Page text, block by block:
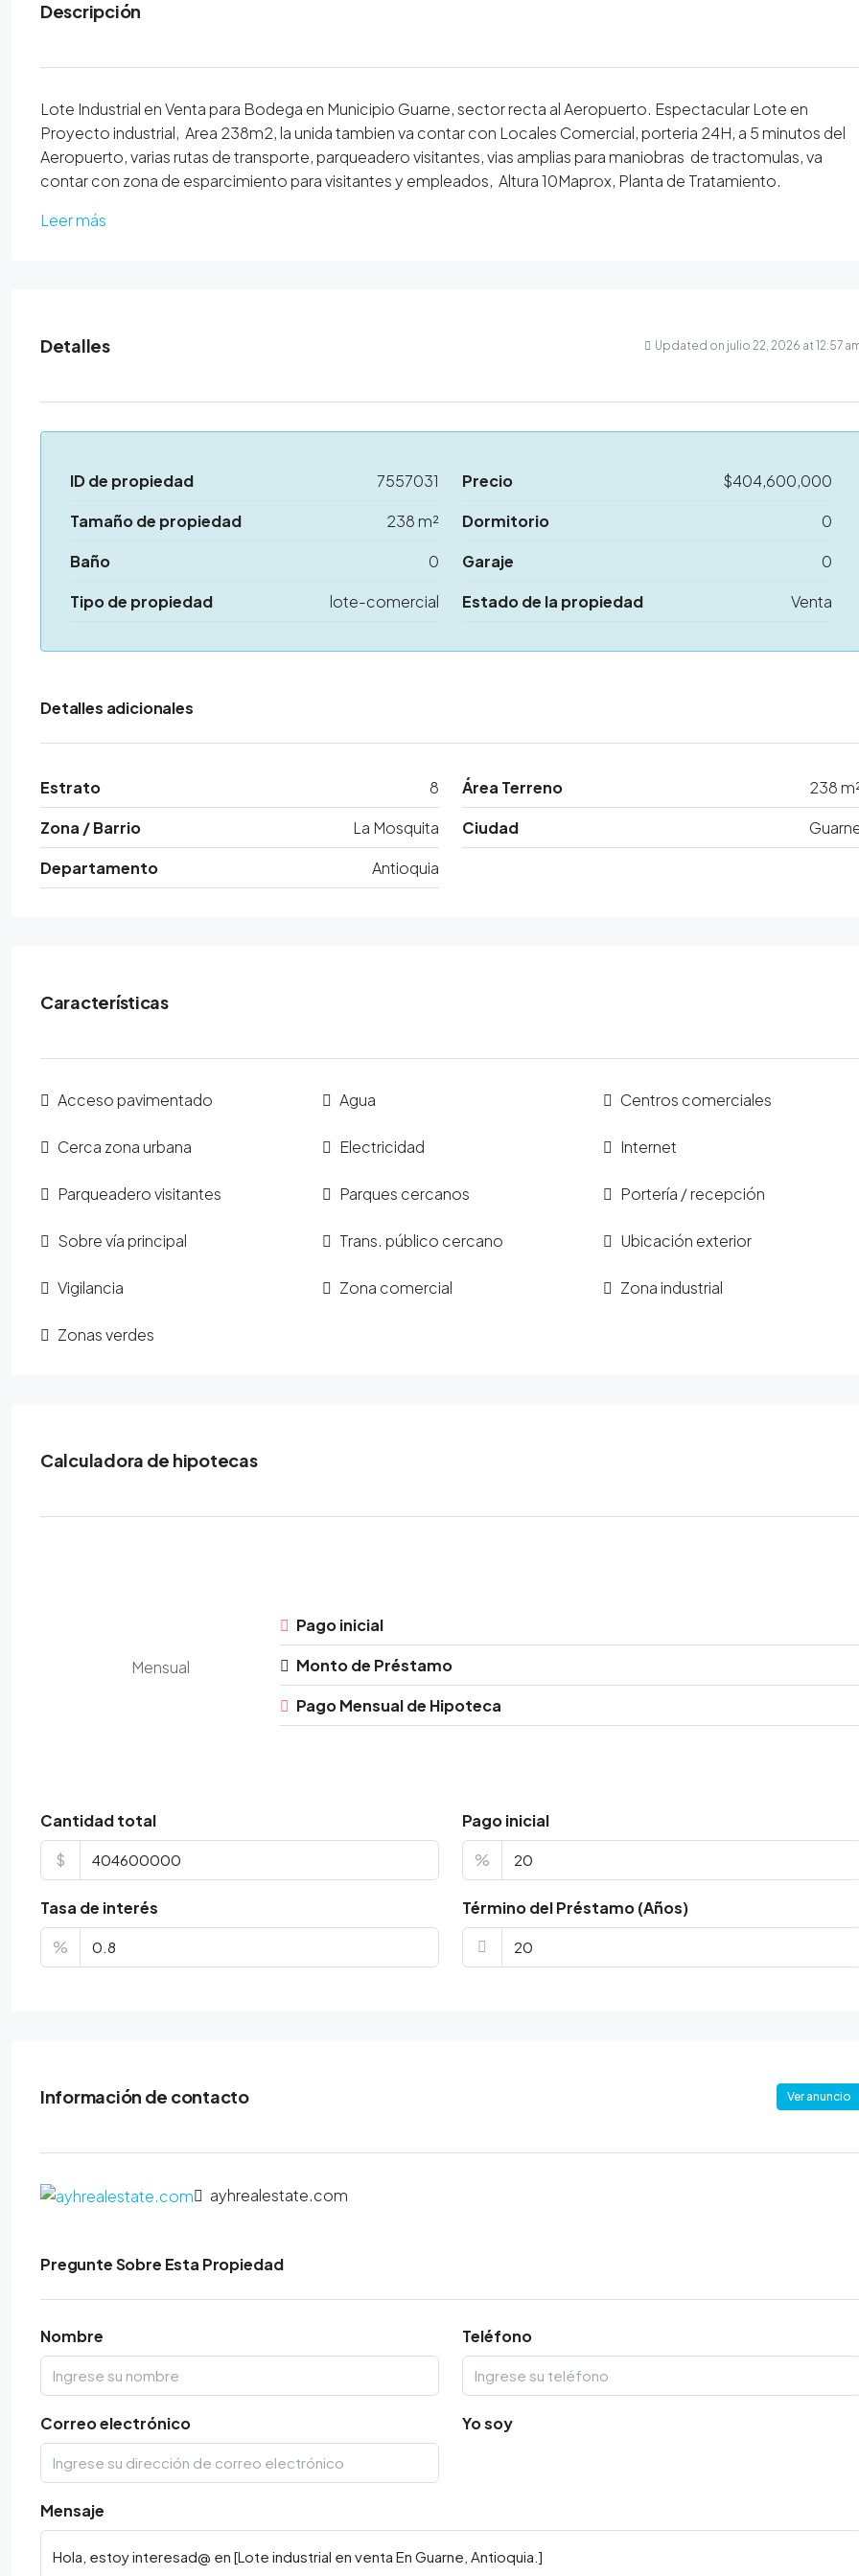
Descripción
Lote Industrial en Venta para Bodega en Municipio Guarne, sector recta al Aeropuerto. Espectacular Lote en
Proyecto industrial, Area 238m2, la unida tambien va contar con Locales Comercial, porteria 24H, a 5 minutos del
Aeropuerto, varias rutas de transporte, parqueadero visitantes, vias amplias para maniobras de tractomulas, va
contar con zona de esparcimiento para visitantes y empleados, Altura 10Maprox, Planta de Tratamiento.
Leer más
Detalles Updated on julio 22, 2026 at 12:57
ID de propiedad 7557031 Precio
$404,600,000
Tamaño de propiedad
238 m² Dormitorio
0
Baño
0 Garaje
0
Tipo de propiedad
lote-comercial Estado de la propiedad Venta
Detalles adicionales
Estrato 8 Área Terreno
238
Zona / Barrio
La Mosquita Ciudad
Departamento
Antioquia
Características
Acceso pavimentado Agua Centros comerciales
Cerca zona urbana Electricidad Internet
Parqueadero visitantes Parques cercanos Portería / recepción
Sobre vía principal Trans. público cercano Ubicación exterior
Vigilancia Zona comercial Zona industrial
Zonas verdes
Calculadora de hipotecas
Mensual
Pago inicial
Monto de Préstamo
Pago Mensual de Hipoteca
Cantidad total
$
Pago inicial
%
Tasa de interés
%
Término del Préstamo (Años)
Información de contacto Ver anuncio
ayhrealestate.com
Pregunte Sobre Esta Propiedad
Nombre Teléfono
Correo electrónico Yo soy
Mensaje